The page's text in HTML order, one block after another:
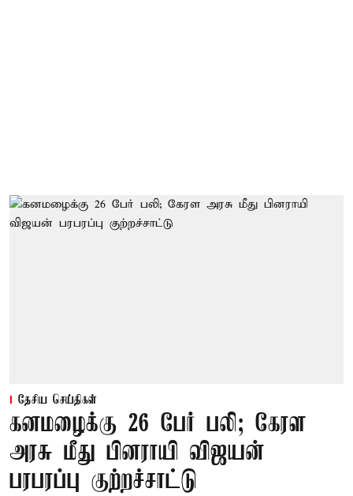
தேசிய செய்திகள்
கனமழைக்கு 26 பேர் பலி; கேரள
அரசு மீது பினராயி விஜயன்
பரபரப்பு குற்றச்சாட்டு